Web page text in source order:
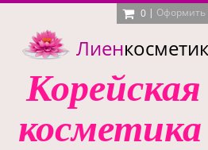
0 | Оформить
Лиенкосметик
Корейская
косметика